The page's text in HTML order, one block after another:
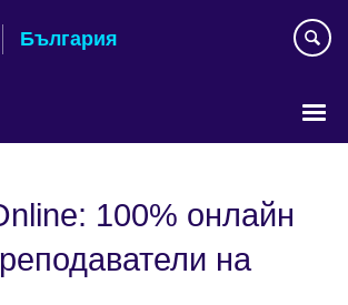
България
100% онлайн
на